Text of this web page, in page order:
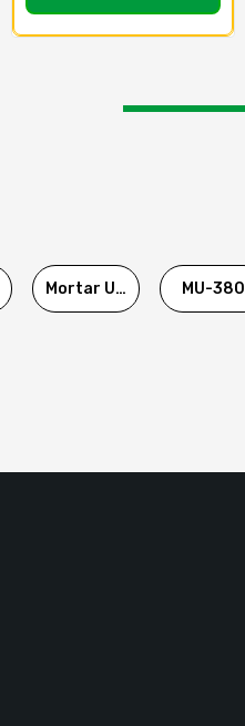
Mortar Utama MU-380